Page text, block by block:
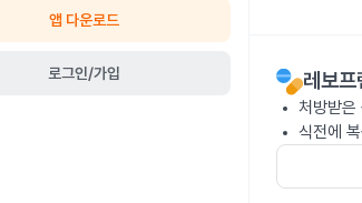
앱 다운로드
로그인/가입 레보
처방받은
식전에